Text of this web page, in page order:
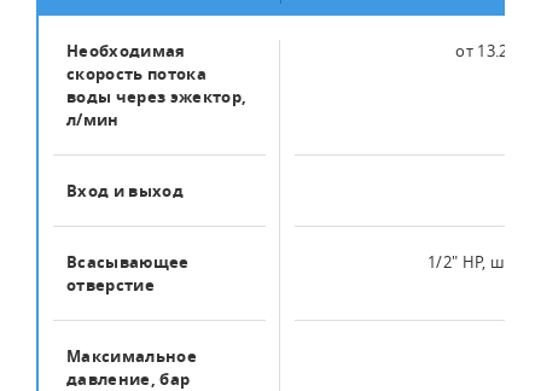
Необходимая
скорость потока
воды через эжектор,
л/мин
от 13.25
Вход и выход
Всасывающее
отверстие
1/2" НР,
Максимальное
давление, бар